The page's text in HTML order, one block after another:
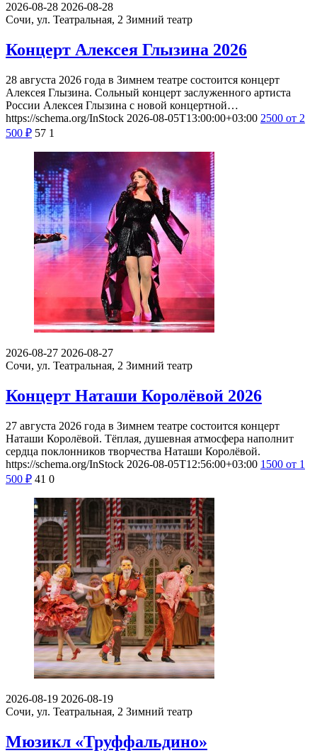
2026-08-28 2026-08-28
Сочи, ул. Театральная, 2 Зимний театр
Концерт Алексея Глызина 2026
28 августа 2026 года в Зимнем театре состоится концерт
Алексея Глызина. Сольный концерт заслуженного артиста
России Алексея Глызина с новой концертной…
https://schema.org/InStock 2026-08-05T13:00:00+03:00 2500 от 2
500 ₽ 57 1
2026-08-27 2026-08-27
Сочи, ул. Театральная, 2 Зимний театр
Концерт Наташи Королёвой 2026
27 августа 2026 года в Зимнем театре состоится концерт
Наташи Королёвой. Тёплая, душевная атмосфера наполнит
сердца поклонников творчества Наташи Королёвой.
https://schema.org/InStock 2026-08-05T12:56:00+03:00 1500 от 1
500 ₽ 41 0
2026-08-19 2026-08-19
Сочи, ул. Театральная, 2 Зимний театр
Мюзикл «Труффальдино»